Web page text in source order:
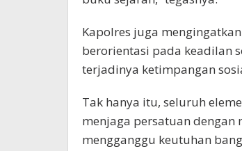
Kapolres juga
berorientasi pada keadilan
terjadinya ketimpangan
Tak hanya itu, seluruh
menjaga persatuan
mengganggu keutuhan